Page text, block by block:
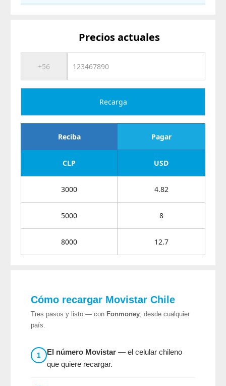
Precios actuales
Recarga
Reciba Pagar
CLP USD
3000 4.82
5000 8
8000 12.7
Cómo recargar Movistar Chile
Tres pasos y listo — con Fonmoney, desde cualquier
país.
1 El número Movistar — el celular chileno
que quiere recargar.